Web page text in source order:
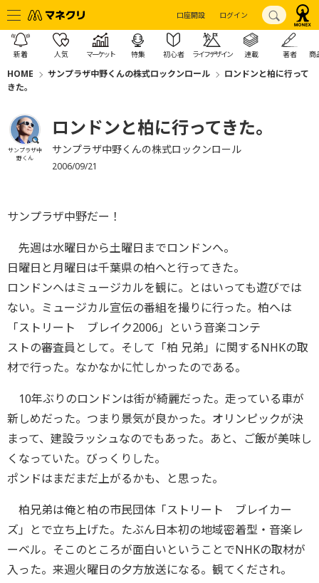
口座開設 ログイン
新着 人気 マーケット 特集 初心者 ライフデザイン 連載 著者 商
HOME サンプラザ中野くんの株式ロックンロール
ロンドンと柏に行って
きた。
サンプラザ中
野くん
ロンドンと柏に行ってきた。
サンプラザ中野くんの株式ロックンロール
2006/09/21
サンプラザ中野だー！
先週は水曜日から土曜日までロンドンへ。
日曜日と月曜日は千葉県の柏へと行ってきた。
ロンドンへはミュージカルを観に。とはいっても遊びでは
ない。ミュージカル宣伝の番組を撮りに行った。柏へは
「ストリート ブレイク2006」という音楽コンテ
ストの審査員として。そして「柏 兄弟」に関するNHKの取
材で行った。なかなかに忙しかったのである。
10年ぶりのロンドンは街が綺麗だった。走っている車が
新しめだった。つまり景気が良かった。オリンピックが決
まって、建設ラッシュなのでもあった。あと、ご飯が美味し
くなっていた。びっくりした。
ポンドはまだまだ上がるかも、と思った。
柏兄弟は俺と柏の市民団体「ストリート ブレイカー
ズ」とで立ち上げた。たぶん日本初の地域密着型・音楽レ
ーベル。そこのところが面白いということでNHKの取材が
入った。来週火曜日の夕方放送になる。観てくだされ。